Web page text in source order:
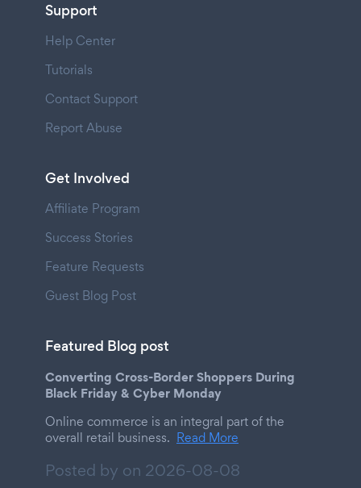
Support
Help Center
Tutorials
Contact Support
Report Abuse
Get Involved
Affiliate Program
Success Stories
Feature Requests
Guest Blog Post
Featured Blog post
Converting Cross-Border Shoppers During
Black Friday & Cyber Monday
Online commerce is an integral part of the
overall retail business. Read More
Posted by on 2026-08-08